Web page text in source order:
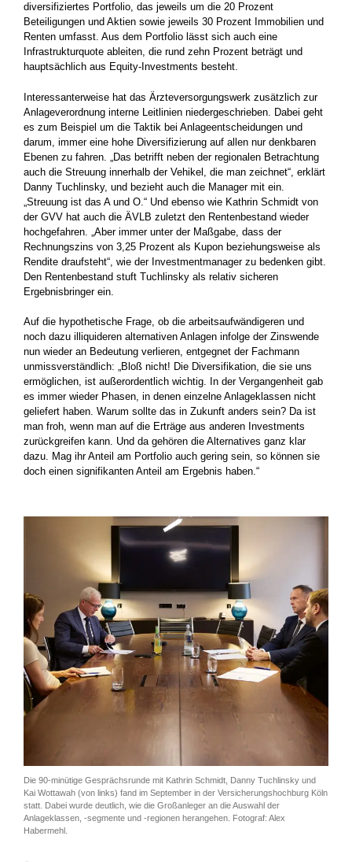
diversifiziertes Portfolio, das jeweils um die 20 Prozent
Beteiligungen und Aktien sowie jeweils 30 Prozent Immobilien und
Renten umfasst. Aus dem Portfolio lässt sich auch eine
Infrastrukturquote ableiten, die rund zehn Prozent beträgt und
hauptsächlich aus Equity-Investments besteht.
Interessanterweise hat das Ärzteversorgungswerk zusätzlich zur
Anlageverordnung interne Leitlinien niedergeschrieben. Dabei geht
es zum Beispiel um die Taktik bei Anlageentscheidungen und
darum, immer eine hohe Diversifizierung auf allen nur denkbaren
Ebenen zu fahren. „Das betrifft neben der regionalen Betrachtung
auch die Streuung innerhalb der Vehikel, die man zeichnet“, erklärt
Danny Tuchlinsky, und bezieht auch die Manager mit ein.
„Streuung ist das A und O.“ Und ebenso wie Kathrin Schmidt von
der GVV hat auch die ÄVLB zuletzt den Rentenbestand wieder
hochgefahren. „Aber immer unter der Maßgabe, dass der
Rechnungszins von 3,25 Prozent als Kupon beziehungsweise als
Rendite draufsteht“, wie der Investmentmanager zu bedenken gibt.
Den Rentenbestand stuft Tuchlinsky als relativ sicheren
Ergebnisbringer ein.
Auf die hypothetische Frage, ob die arbeitsaufwändigeren und
noch dazu illiquideren alternativen Anlagen infolge der Zinswende
nun wieder an Bedeutung verlieren, entgegnet der Fachmann
unmissverständlich: „Bloß nicht! Die Diversifikation, die sie uns
ermöglichen, ist außerordentlich wichtig. In der Vergangenheit gab
es immer wieder Phasen, in denen einzelne Anlageklassen nicht
geliefert haben. Warum sollte das in Zukunft anders sein? Da ist
man froh, wenn man auf die Erträge aus anderen Investments
zurückgreifen kann. Und da gehören die Alternatives ganz klar
dazu. Mag ihr Anteil am Portfolio auch gering sein, so können sie
doch einen signifikanten Anteil am Ergebnis haben.“
Die 90-minütige Gesprächsrunde mit Kathrin Schmidt, Danny Tuchlinsky und
Kai Wottawah (von links) fand im September in der Versicherungshochburg Köln
statt. Dabei wurde deutlich, wie die Großanleger an die Auswahl der
Anlageklassen, -segmente und -regionen herangehen. Fotograf: Alex
Habermehl.